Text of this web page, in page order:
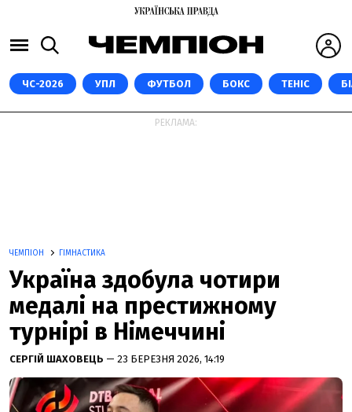
ЧС-2026 УПЛ ФУТБОЛ БОКС ТЕНІС
РЕКЛАМА:
ЧЕМПІОН ГІМНАСТИКА
Україна здобула чотири
медалі на престижному
турнірі в Німеччині
СЕРГІЙ ШАХОВЕЦЬ — 23 БЕРЕЗНЯ 2026, 14:19